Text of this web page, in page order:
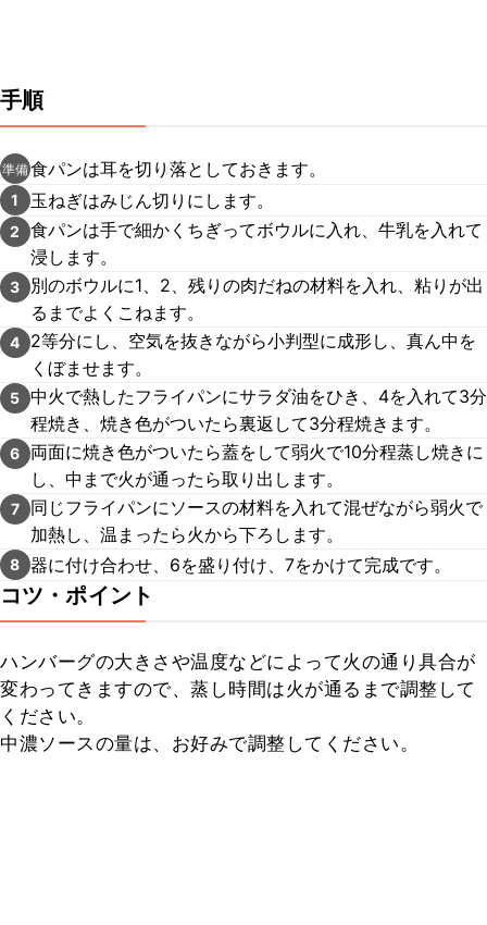
手順
準備食パンは耳を切り落としておきます。
1 玉ねぎはみじん切りにします。
2
食パンは手で細かくちぎってボウルに入れ、牛乳を入れて
浸します。
3
別のボウルに1、2、残りの肉だねの材料を入れ、粘りが出
るまでよくこねます。
4
2等分にし、空気を抜きながら小判型に成形し、真ん中を
くぼませます。
5 中火で熱したフライパンにサラダ油をひき、4を入れて3分
程焼き、焼き色がついたら裏返して3分程焼きます。
6
両面に焼き色がついたら蓋をして弱火で10分程蒸し焼きに
し、中まで火が通ったら取り出します。
7
同じフライパンにソースの材料を入れて混ぜながら弱火で
加熱し、温まったら火から下ろします。
8 器に付け合わせ、6を盛り付け、7をかけて完成です。
コツ・ポイント
ハンバーグの大きさや温度などによって火の通り具合が
変わってきますので、蒸し時間は火が通るまで調整して
ください。
中濃ソースの量は、お好みで調整してください。